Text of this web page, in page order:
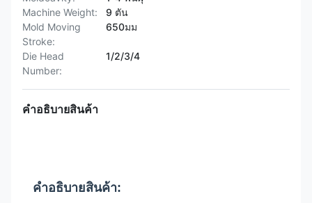
Machine Weight:
9 ตัน
Mold Moving
Stroke:
650มม
Die Head
Number:
1/2/3/4
คำอธิบายสินค้า
คําอธิบายสินค้า: